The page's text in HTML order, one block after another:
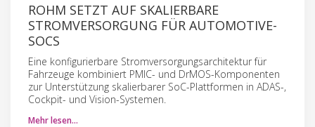
ROHM SETZT AUF SKALIERBARE
STROMVERSORGUNG FÜR AUTOMOTIVE-
SOCS
Eine konfigurierbare Stromversorgungsarchitektur für
Fahrzeuge kombiniert PMIC- und DrMOS-Komponenten
zur Unterstützung skalierbarer SoC-Plattformen in ADAS-,
Cockpit- und Vision-Systemen.
Mehr lesen…